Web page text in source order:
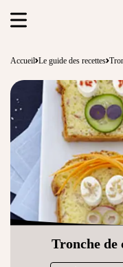
Accueil Le guide des recettes
Tronche de